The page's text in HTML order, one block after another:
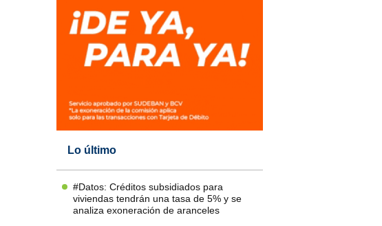
Lo último
#Datos: Créditos subsidiados para
viviendas tendrán una tasa de 5% y se
analiza exoneración de aranceles